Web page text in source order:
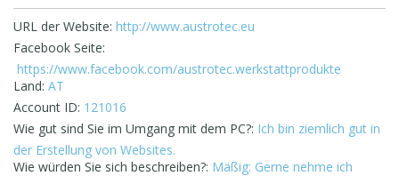
URL der Website: http://www.austrotec.eu
Facebook Seite:
https://www.facebook.com/austrotec.werkstattprodukte
Land: AT
Account ID: 121016
Wie gut sind Sie im Umgang mit dem PC?: Ich bin ziemlich gut in
der Erstellung von Websites.
Wie würden Sie sich beschreiben?: Mäßig: Gerne nehme ich